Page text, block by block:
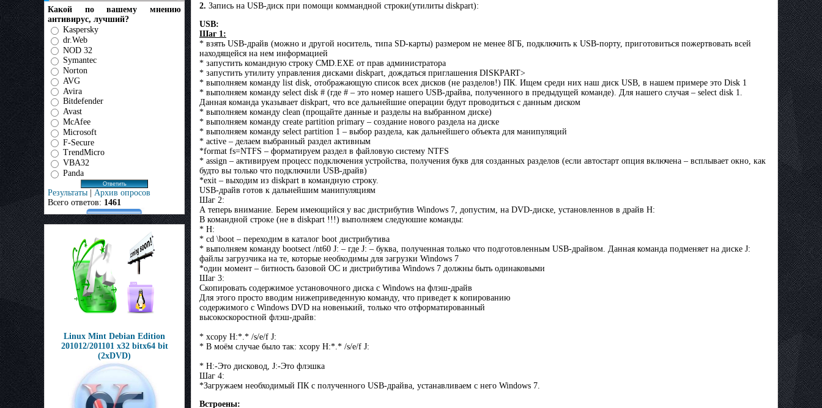
Какой по вашему мнению
антивирус, лучший?
Kaspersky
dr.Web
NOD 32
Symantec
Norton
AVG
Avira
Bitdefender
Avast
McAfee
Microsoft
F-Secure
TrendMicro
VBA32
Panda
Результаты | Архив опросов
Всего ответов: 1461
Linux Mint Debian Edition
201012/201101 х32 bitх64 bit
(2xDVD)
2. Запись на USB-диск при помощи коммандной строки(утилиты diskpart):
USB:
Шаг 1:
* взять USB-драйв (можно и другой носитель, типа SD-карты) размером не менее 8ГБ, подключить к USB-порту, приготовиться пожертвовать всей
находящейся на нем информацией
* запустить командную строку CMD.EXE от прав администратора
* запустить утилиту управления дисками diskpart, дождаться приглашения DISKPART>
* выполняем команду list disk, отображающую список всех дисков (не разделов!) ПК. Ищем среди них наш диск USB, в нашем примере это Disk 1
* выполняем команду select disk # (где # – это номер нашего USB-драйва, полученного в предыдущей команде). Для нашего случая – select disk 1.
Данная команда указывает diskpart, что все дальнейшие операции будут проводиться с данным диском
* выполняем команду clean (прощайте данные и разделы на выбранном диске)
* выполняем команду create partition primary – создание нового раздела на диске
* выполняем команду select partition 1 – выбор раздела, как дальнейшего объекта для манипуляций
* active – делаем выбранный раздел активным
*format fs=NTFS – форматируем раздел в файловую систему NTFS
* assign – активируем процесс подключения устройства, получения букв для созданных разделов (если автостарт опция включена – всплывает окно, как
будто вы только что подключили USB-драйв)
*exit – выходим из diskpart в командную строку.
USB-драйв готов к дальнейшим манипуляциям
Шаг 2:
А теперь внимание. Берем имеющийся у вас дистрибутив Windows 7, допустим, на DVD-диске, установленнов в драйв H:
В командной строке (не в diskpart !!!) выполняем следуюшие команды:
* H:
* cd \boot – переходим в каталог boot дистрибутива
* выполняем команду bootsect /nt60 J: – где J: – буква, полученная только что подготовленным USB-драйвом. Данная команда подменяет на диске J:
файлы загрузчика на те, которые необходимы для загрузки Windows 7
*один момент – битность базовой ОС и дистрибутива Windows 7 должны быть одинаковыми
Шаг 3:
Скопировать содержимое установочного диска с Windows на флэш-драйв
Для этого просто вводим нижеприведенную команду, что приведет к копированию
содержимого с Windows DVD на новенький, только что отформатированный
высокоскоростной флэш-драйв:
* xcopy H:*.* /s/e/f J:
* В моём случае было так: xcopy H:*.* /s/e/f J:
* H:-Это дисковод, J:-Это флэшка
Шаг 4:
*Загружаем необходимый ПК с полученного USB-драйва, устанавливаем с него Windows 7.
Встроены: